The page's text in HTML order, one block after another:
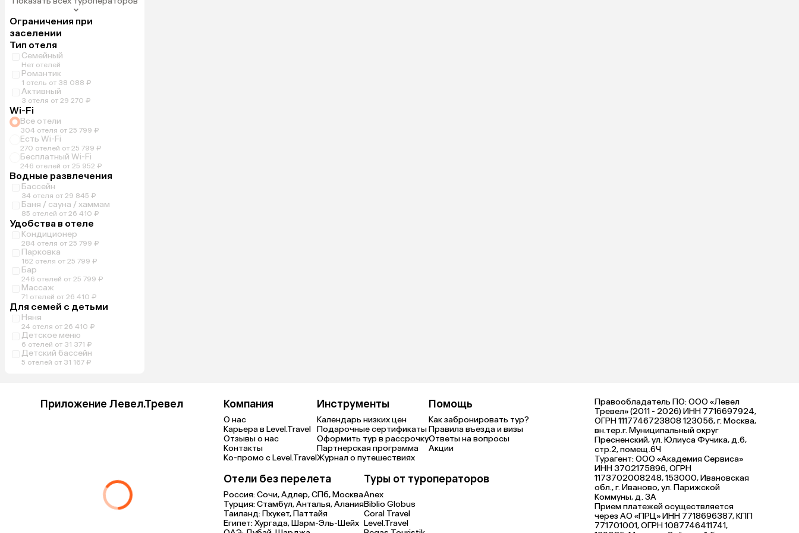
Ограничения при
заселении
Тип отеля
Семейный
Нет отелей
Романтик
1 отель от 38 088 ₽
Активный
3 отеля от 29 270 ₽
Wi-Fi
Все отели
304 отеля от 25 799 ₽
Есть Wi-Fi
270 отелей от 25 799 ₽
Бесплатный Wi-Fi
246 отелей от 25 952 ₽
Водные развлечения
Бассейн
34 отеля от 29 845 ₽
Баня / сауна / хаммам
85 отелей от 26 410 ₽
Удобства в отеле
Кондиционер
284 отеля от 25 799 ₽
Парковка
162 отеля от 25 799 ₽
Бар
246 отелей от 25 799 ₽
Массаж
71 отелей от 26 410 ₽
Для семей с детьми
Няня
24 отеля от 26 410 ₽
Детское меню
6 отелей от 31 371 ₽
Детский бассейн
5 отелей от 31 167 ₽
Приложение Левел.Тревел Компания
О нас
Карьера в Level.Travel
Отзывы о нас
Контакты
Ко-промо с Level.Travel
Инструменты
Календарь низких цен
Подарочные сертификаты
Оформить тур в рассрочку
Партнерская программа
Журнал о путешествиях
Помощь
Как забронировать тур?
Правила въезда и визы
Ответы на вопросы
Акции
Отели без перелета
Россия:Сочи,Адлер,СПб,Москва
Турция:Стамбул,Анталья,Алания
Таиланд:Пхукет,Паттайя
Египет:Хургада,Шарм-Эль-Шейх
Туры от туроператоров
Anex
Biblio Globus
Coral Travel
Level.Travel
Правообладатель ПО: ООО «Левел
Тревел» (2011 - 2026) ИНН 7716697924,
ОГРН 1117746723808 123056, г. Москва,
вн.тер.г. Муниципальный округ
Пресненский, ул. Юлиуса Фучика, д.6,
стр.2, помещ.6Ч
Турагент: ООО «Академия Сервиса»
ИНН 3702175896, ОГРН
1173702008248, 153000, Ивановская
обл., г. Иваново, ул. Парижской
Коммуны, д. ЗА
Прием платежей осуществляется
через АО «ПРЦ» ИНН 7718696387, КПП
771701001, ОГРН 1087746411741,